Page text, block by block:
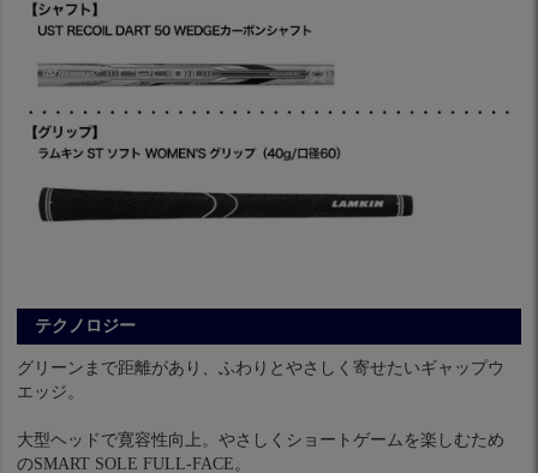
テクノロジー
グリーンまで距離があり、ふわりとやさしく寄せたいギャップウ
エッジ。
大型ヘッドで寛容性向上。やさしくショートゲームを楽しむため
のSMART SOLE FULL-FACE。